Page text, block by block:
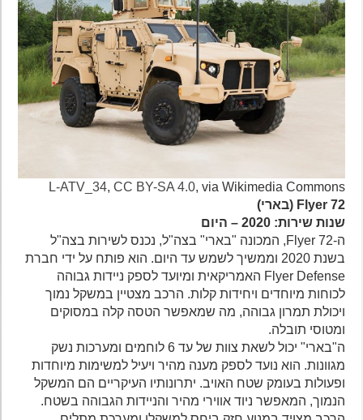
L-ATV_34,CC BY-SA 4.0, via Wikimedia Commons
Flyer 72 (בארי)
שנות שירות: 2020 – היום
ה-Flyer 72, המכונה "בארי" בצה"ל, נכנס לשירות בצה"ל
בשנת 2020 וממשיך לשמש עד היום. הוא פותח על ידי חברת
Flyer Defense האמריקאית ומיועד לספק ניידות גבוהה
לכוחות מיוחדים ויחידות קלות. הרכב מצטיין במשקל נמוך
ויכולת תמרון גבוהה, מה שמאפשר הטסה קלה במסוקים
ומטוסי תובלה.
ה"בארי" יכול לשאת צוות של עד 6 לוחמים ומערכות נשק
מגוונות. הוא נועד לספק מענה מהיר ויעיל למשימות מיוחדות
ופעולות בעומק שטח האויב. יתרונותיו העיקריים הם המשקל
הנמוך, המאפשר ניוד אווירי מהיר והניידות הגבוהה בשטח.